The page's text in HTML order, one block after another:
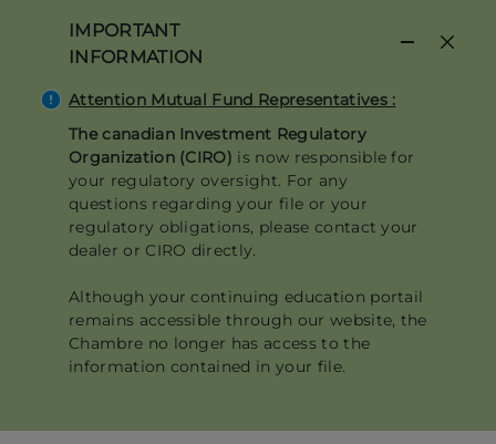
content
IMPORTANT
INFORMATION
Attention Mutual Fund Representatives :
The canadian Investment Regulatory
Organization (CIRO) is now responsible for
your regulatory oversight. For any
questions regarding your file or your
regulatory obligations, please contact your
dealer or CIRO directly.
Although your continuing education portail
remains accessible through our website, the
Chambre no longer has access to the
information contained in your file.